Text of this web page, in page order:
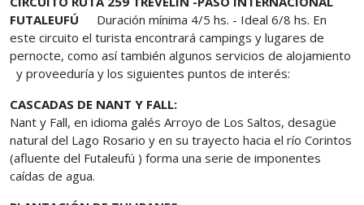
FUTALEUFÚ Duración mínima 4/5 hs. - Ideal 6/8 hs. En
este circuito el turista encontrará campings y lugares de
pernocte, como así también algunos servicios de alojamiento
y proveeduría y los siguientes puntos de interés:
CASCADAS DE NANT Y FALL:
Nant y Fall, en idioma galés Arroyo de Los Saltos, desagüe
natural del Lago Rosario y en su trayecto hacia el río Corintos
(afluente del Futaleufú ) forma una serie de imponentes
caídas de agua.